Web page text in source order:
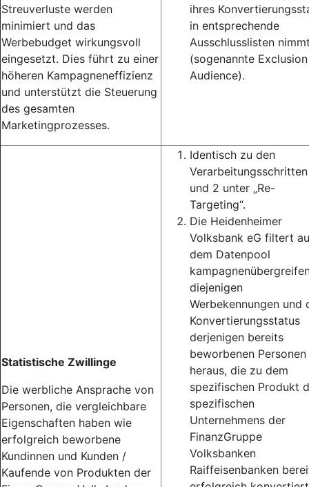
Streuverluste werden
minimiert und das
Werbebudget wirkungsvoll
eingesetzt. Dies führt zu einer
höheren Kampagneneffizienz
und unterstützt die Steuerung
des gesamten
Marketingprozesses.
ihres
in entsprechende
Ausschlusslisten
(sogenannte Exclusion
Audience).
Statistische Zwillinge
Die werbliche Ansprache von
Personen, die vergleichbare
Eigenschaften haben wie
erfolgreich beworbene
Kundinnen und Kunden /
Kaufende von Produkten der
Identisch zu den
Verarbeitungsschritten
und 2 unter „Re-
Targeting“.
Die Heidenheimer
Volksbank eG filtert
dem Datenpool
diejenigen
Werbekennungen und
Konvertierungsstatus
derjenigen bereits
beworbenen Personen
heraus, die zu dem
spezifischen Produkt
spezifischen
Unternehmens der
FinanzGruppe
Volksbanken
Raiffeisenbanken